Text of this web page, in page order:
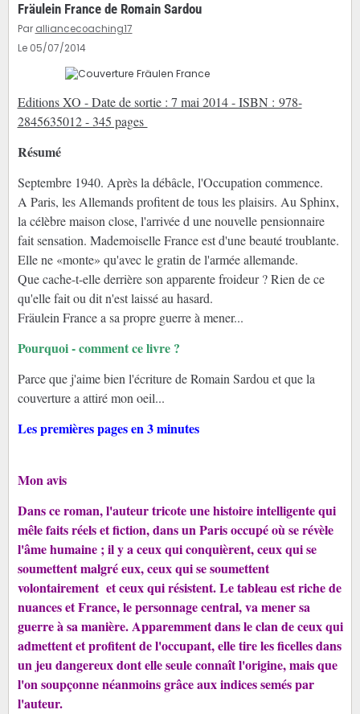
Fräulein France de Romain Sardou
Par alliancecoaching17
Le 05/07/2014
Editions XO - Date de sortie : 7 mai 2014 - ISBN : 978-
2845635012 - 345 pages
Résumé
Septembre 1940. Après la débâcle, l'Occupation commence.
A Paris, les Allemands profitent de tous les plaisirs. Au Sphinx,
la célèbre maison close, l'arrivée d une nouvelle pensionnaire
fait sensation. Mademoiselle France est d'une beauté troublante.
Elle ne «monte» qu'avec le gratin de l'armée allemande.
Que cache-t-elle derrière son apparente froideur ? Rien de ce
qu'elle fait ou dit n'est laissé au hasard.
Fräulein France a sa propre guerre à mener...
Pourquoi - comment ce livre ?
Parce que j'aime bien l'écriture de Romain Sardou et que la
couverture a attiré mon oeil...
Les premières pages en 3 minutes
Mon avis
Dans ce roman, l'auteur tricote une histoire intelligente qui
mêle faits réels et fiction, dans un Paris occupé où se révèle
l'âme humaine ; il y a ceux qui conquièrent, ceux qui se
soumettent malgré eux, ceux qui se soumettent
volontairement et ceux qui résistent. Le tableau est riche de
nuances et France, le personnage central, va mener sa
guerre à sa manière. Apparemment dans le clan de ceux qui
admettent et profitent de l'occupant, elle tire les ficelles dans
un jeu dangereux dont elle seule connaît l'origine, mais que
l'on soupçonne néanmoins grâce aux indices semés par
l'auteur.